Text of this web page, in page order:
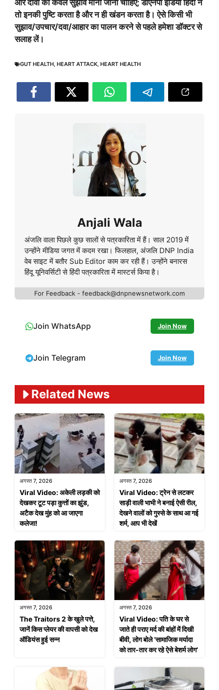
और दावों को केवल सुझाव माना जाना चाहिए; डीएनपी इंडिया हिंदी न
तो इनकी पुष्टि करता है और न ही खंडन करता है। ऐसे किसी भी
सुझाव/उपचार/दवा/आहार का पालन करने से पहले हमेशा डॉक्टर से
सलाह लें।
GUT HEALTH, HEART ATTACK, HEART HEALTH
Anjali Wala
अंजलि वाला पिछले कुछ सालों से पत्रकारिता में हैं। साल 2019 में
उन्होंने मीडिया जगत में कदम रखा। फिलहाल, अंजलि DNP India
वेब साइट में बतौर Sub Editor काम कर रही हैं। उन्होंने बनारस
हिंदू यूनिवर्सिटी से हिंदी पत्रकारिता में मास्टर्स किया है।
For Feedback - feedback@dnpnewsnetwork.com
Join WhatsApp Join Now
Join Telegram Join Now
Related News
अगस्त 7, 2026
Viral Video: अकेली लड़की को
देखकर टूट पड़ा कुत्तों का झुंड,
अटैक देख मुंह को आ जाएगा
कलेजा!
अगस्त 7, 2026
Viral Video: ट्रेन से लटकर
साड़ी वाली भाभी ने बनाई ऐसी रील,
देखने वालों को गुस्से के साथ आ गई
शर्म, आप भी देखें
अगस्त 7, 2026
The Traitors 2 के खुले पत्ते,
जानें किस प्लेयर की वापसी को देख
ऑडियंस हुई सन्न
अगस्त 7, 2026
Viral Video: पति के घर से
जाते ही पराए मर्द की बांहों में दिखी
बीवी, लोग बोले ‘सामाजिक मर्यादा
को तार-तार कर रहे ऐसे बेशर्म लोग’